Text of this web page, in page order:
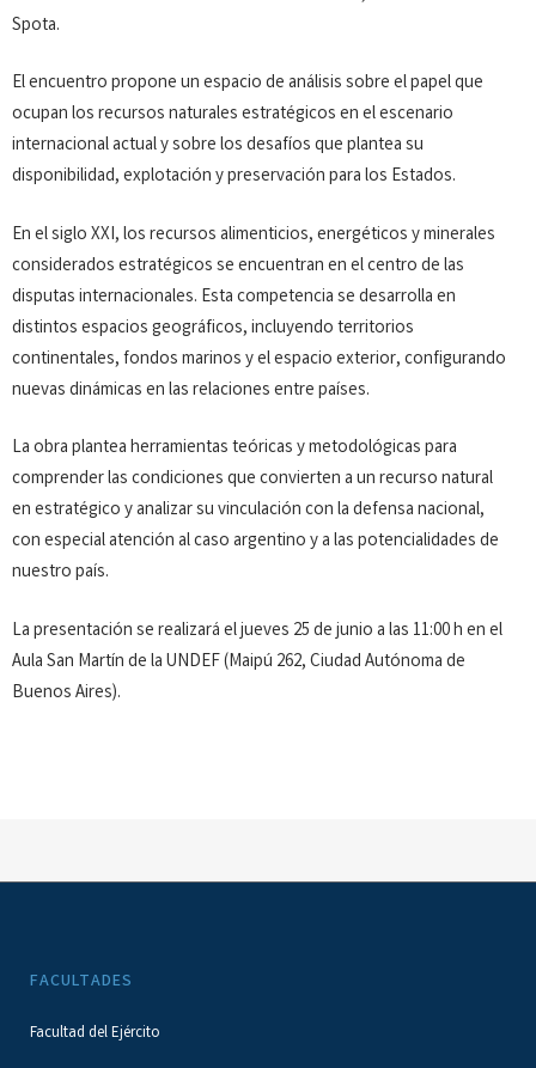
Spota.
El encuentro propone un espacio de análisis sobre el papel que
ocupan los recursos naturales estratégicos en el escenario
internacional actual y sobre los desafíos que plantea su
disponibilidad, explotación y preservación para los Estados.
En el siglo XXI, los recursos alimenticios, energéticos y minerales
considerados estratégicos se encuentran en el centro de las
disputas internacionales. Esta competencia se desarrolla en
distintos espacios geográficos, incluyendo territorios
continentales, fondos marinos y el espacio exterior, configurando
nuevas dinámicas en las relaciones entre países.
La obra plantea herramientas teóricas y metodológicas para
comprender las condiciones que convierten a un recurso natural
en estratégico y analizar su vinculación con la defensa nacional,
con especial atención al caso argentino y a las potencialidades de
nuestro país.
La presentación se realizará el jueves 25 de junio a las 11:00 h en el
Aula San Martín de la UNDEF (Maipú 262, Ciudad Autónoma de
Buenos Aires).
FACULTADES
Facultad del Ejército